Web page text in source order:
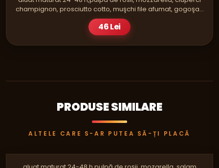
champignon, prosciutto cotto, muşchi file afumat, gogoşar,
roşii, măsline,ulei E.V.O
46 Lei
PRODUSE SIMILARE
ALTELE CARE S-AR PUTEA SĂ-ȚI PLACĂ
PHILADELPHIA E SALAMI SINGLE
PIZZA